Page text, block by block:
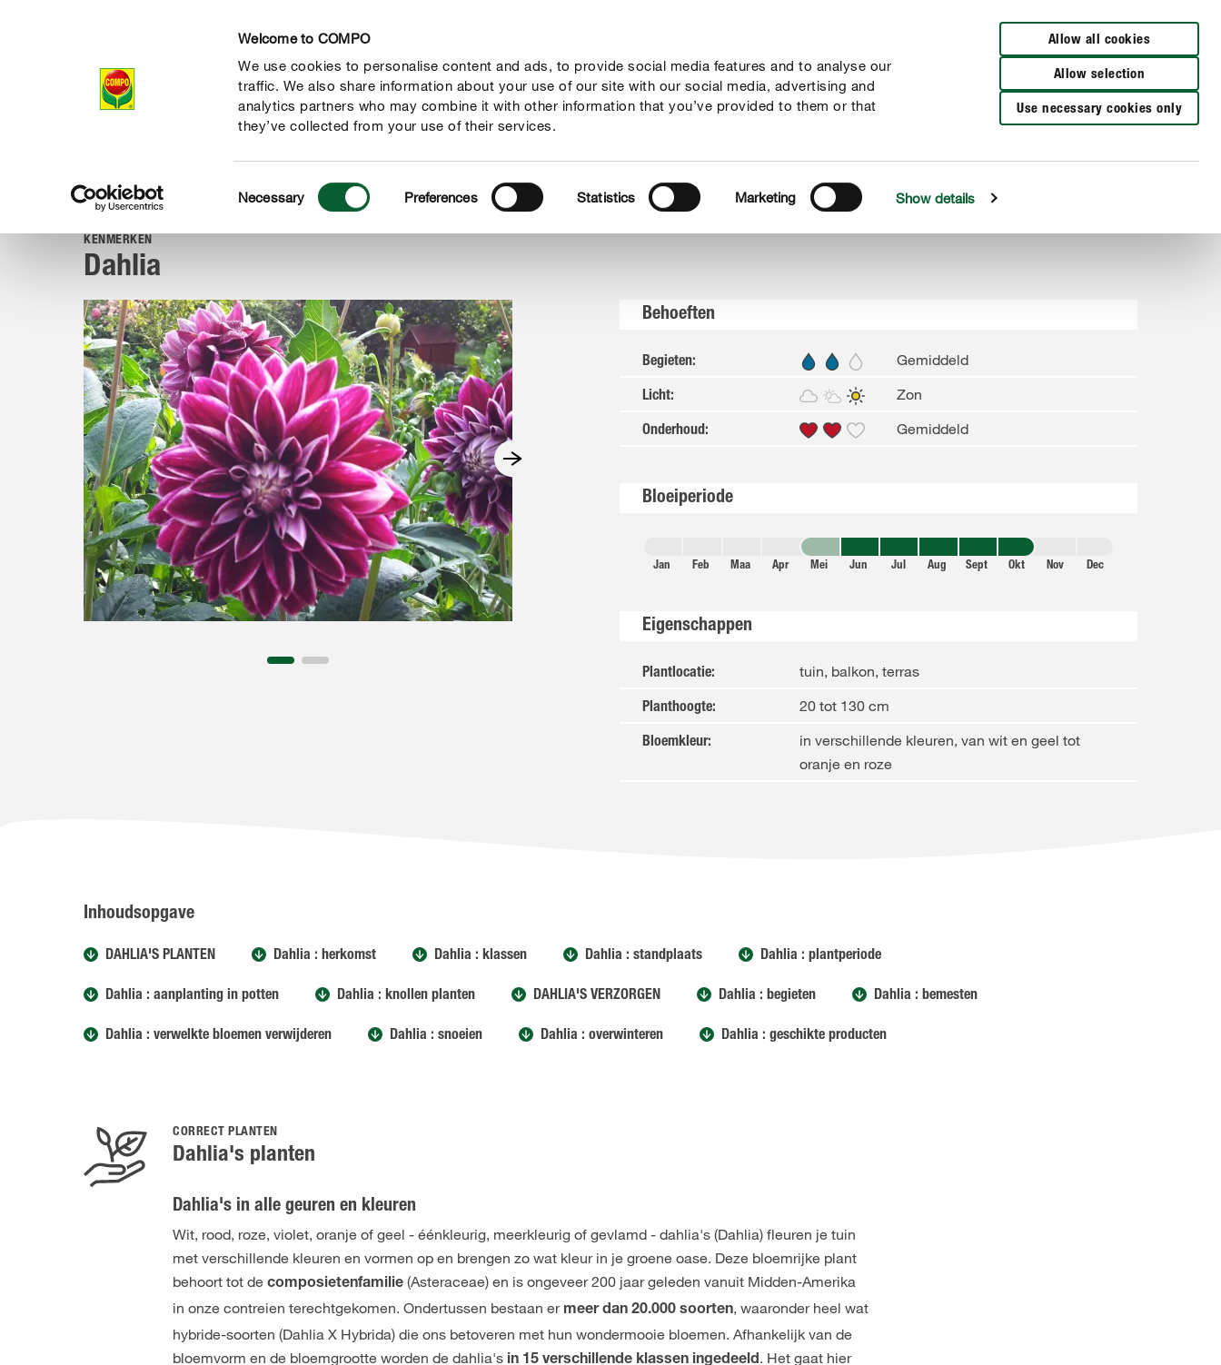
Welcome to COMPO
We use cookies to personalise content and ads, to provide social media features and to analyse our
traffic. We also share information about your use of our site with our social media, advertising and
analytics partners who may combine it with other information that you’ve provided to them or that
they’ve collected from your use of their services.
Selection
Necessary Preferences Statistics Marketing Show details
Allow all cookies
Allow selection
Use necessary cookies only
Verkooppunten
Producten Advies Thema's Tot je dienst Onderneming
COMPOAdvies Planten van A tot Z Balkon- & kuipplanten Dahlia
KENMERKEN
Dahlia
Behoeften
Begieten: Gemiddeld
Licht: Zon
Onderhoud: Gemiddeld
Bloeiperiode
Jan Feb Maa Apr Mei Jun Jul Aug Sept Okt Nov Dec
Eigenschappen
Plantlocatie: tuin, balkon, terras
Planthoogte: 20 tot 130 cm
Bloemkleur:
in verschillende kleuren, van wit en geel tot
oranje en roze
Inhoudsopgave
DAHLIA'S PLANTEN Dahlia : herkomst Dahlia : klassen Dahlia : standplaats Dahlia : plantperiode
Dahlia : aanplanting in potten Dahlia : knollen planten DAHLIA'S VERZORGEN Dahlia : begieten Dahlia : bemesten
Dahlia : verwelkte bloemen verwijderen Dahlia : snoeien Dahlia : overwinteren Dahlia : geschikte producten
CORRECT PLANTEN
Dahlia's planten
Dahlia's in alle geuren en kleuren
Wit, rood, roze, violet, oranje of geel - éénkleurig, meerkleurig of gevlamd - dahlia's (Dahlia) fleuren je tuin
met verschillende kleuren en vormen op en brengen zo wat kleur in je groene oase. Deze bloemrijke plant
behoort tot decomposietenfamilie(Asteraceae) en is ongeveer 200 jaar geleden vanuit Midden-Amerika
in onze contreien terechtgekomen. Ondertussen bestaan er meer dan 20.000 soorten, waaronder heel wat
hybride-soorten (Dahlia X Hybrida) die ons betoveren met hun wondermooie bloemen. Afhankelijk van de
bloemvorm en de bloemgrootte worden de dahlia's in 15 verschillende klassen ingedeeld. Het gaat hier